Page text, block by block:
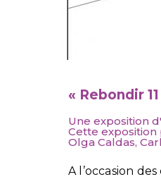
« Rebondir 11
Une exposition
Cette
Olga Caldas,
A l’occasion